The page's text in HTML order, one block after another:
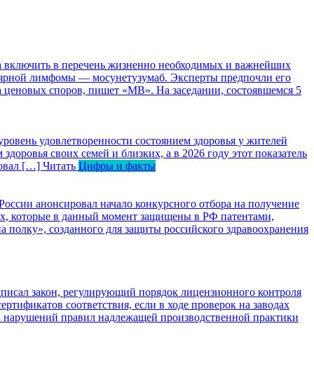
в перечень жизненно необходимых и важнейших
лимфомы — мосунетузумаб. Эксперты предпочли его
ценовых споров, пишет «МВ». На заседании, состоявшемся 5
удовлетворенности состоянием здоровья у жителей
своих семей и близких, а в 2026 году этот показатель
[…] Читать Цифры и факты
анонсировал начало конкурсного отбора на получение
которые в данный момент защищены в РФ патентами,
созданного для защиты российского здравоохранения
закон, регулирующий порядок лицензионного контроля
соответствия, если в ходе проверок на заводах
правил надлежащей производственной практики